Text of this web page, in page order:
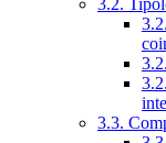
3.2.
3.3.